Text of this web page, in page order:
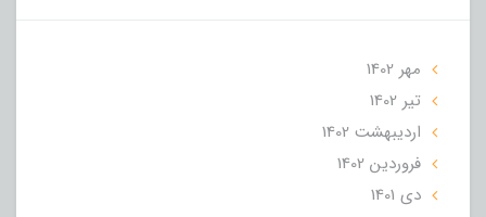
مهر 1402
تير 1402
ارديبهشت 1402
فروردین 1402
دی 1401